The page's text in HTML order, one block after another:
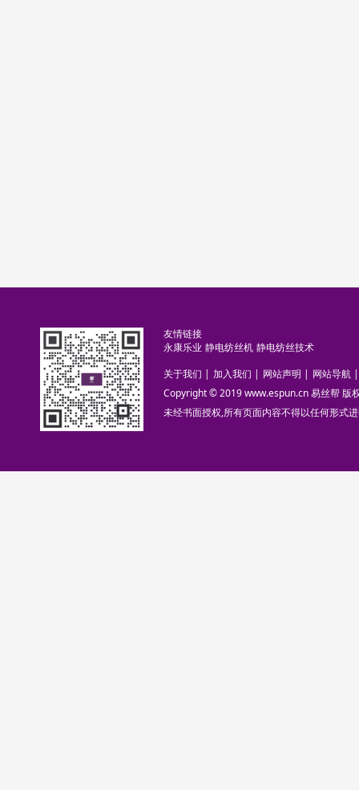
友情链接
永康乐业 静电纺丝机 静电纺丝技术
关于我们 | 加入我们 | 网站声明 | 网站导航 |
Copyright © 2019 www.espun.cn 易丝帮 版
未经书面授权,所有页面内容不得以任何形式